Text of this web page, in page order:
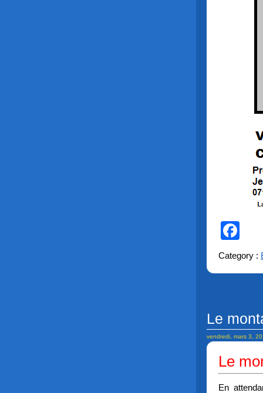
Category :
Le
vendredi, mars 3,
Le
En